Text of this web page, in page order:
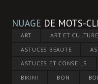
NUAGE DE MOTS-
ART ART ET CULTURE
ASTUCES BEAUTÉ
ASTUCES ET CONSEILS
BIKINI
BON